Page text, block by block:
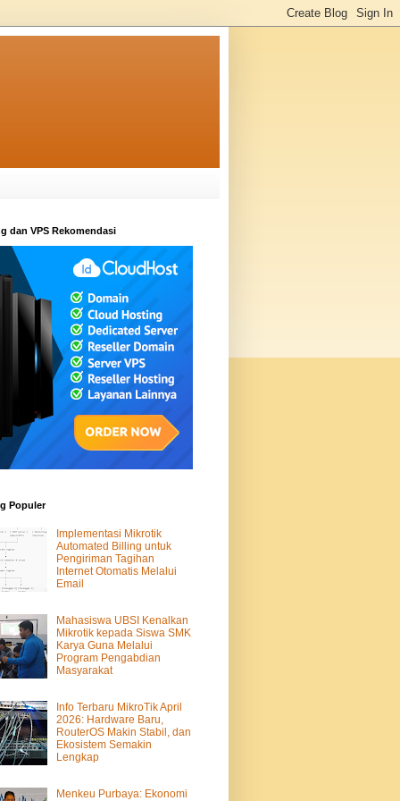
dan VPS Rekomendasi
Populer
Implementasi Mikrotik
Automated Billing untuk
Pengiriman Tagihan
Internet Otomatis Melalui
Email
Mahasiswa UBSI Kenalkan
Mikrotik kepada Siswa SMK
Karya Guna Melalui
Program Pengabdian
Masyarakat
Info Terbaru MikroTik April
2026: Hardware Baru,
RouterOS Makin Stabil, dan
Ekosistem Semakin
Lengkap
Menkeu Purbaya: Ekonomi